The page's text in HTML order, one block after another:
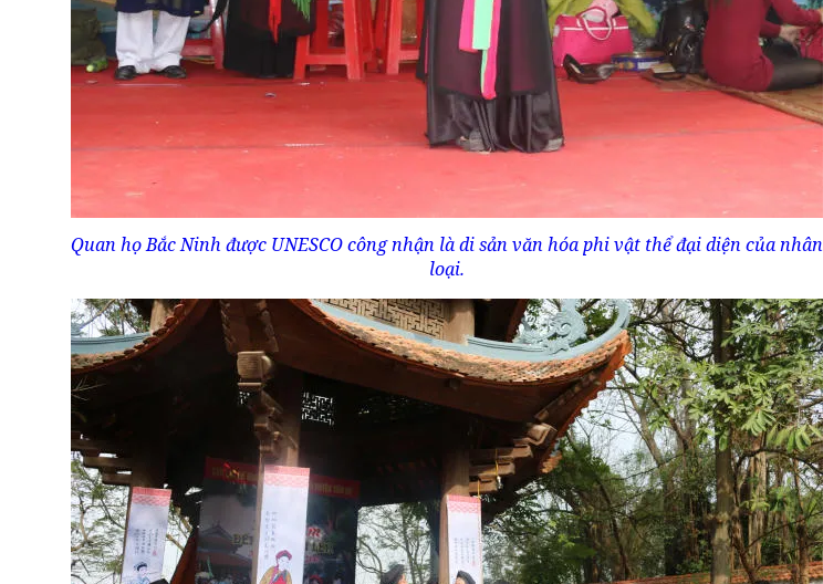
Quan họ Bắc Ninh được UNESCO công nhận là di sản văn hóa phi vật thể đại diện của nhân
loại.